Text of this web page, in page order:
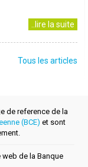
..lire la suite
Tous les articles
de reference de la
(BCE) et sont
de la Banque